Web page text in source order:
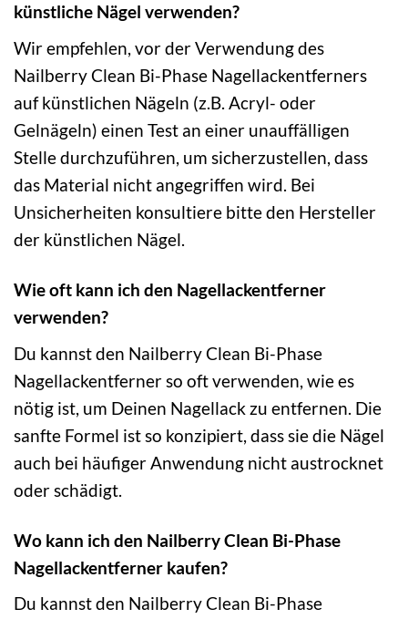
künstliche Nägel verwenden?
Wir empfehlen, vor der Verwendung des
Nailberry Clean Bi-Phase Nagellackentferners
auf künstlichen Nägeln (z.B. Acryl- oder
Gelnägeln) einen Test an einer unauffälligen
Stelle durchzuführen, um sicherzustellen, dass
das Material nicht angegriffen wird. Bei
Unsicherheiten konsultiere bitte den Hersteller
der künstlichen Nägel.
Wie oft kann ich den Nagellackentferner
verwenden?
Du kannst den Nailberry Clean Bi-Phase
Nagellackentferner so oft verwenden, wie es
nötig ist, um Deinen Nagellack zu entfernen. Die
sanfte Formel ist so konzipiert, dass sie die Nägel
auch bei häufiger Anwendung nicht austrocknet
oder schädigt.
Wo kann ich den Nailberry Clean Bi-Phase
Nagellackentferner kaufen?
Du kannst den Nailberry Clean Bi-Phase